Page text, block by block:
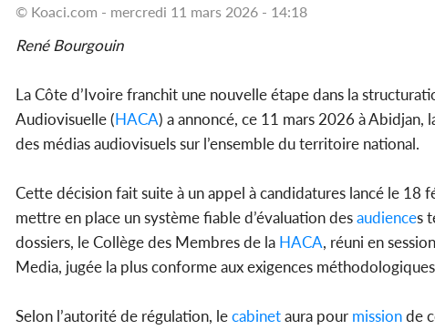
© Koaci.com - mercredi 11 mars 2026 - 14:18
René Bourgouin
La Côte d’Ivoire franchit une nouvelle étape dans la
Audiovisuelle (HACA) a annoncé, ce 11 mars 2026 à Abidjan,
des médias audiovisuels sur l’ensemble du territoire national.
Cette décision fait suite à un appel à candidatures lancé le
mettre en place un système fiable d’évaluation desaudiences
dossiers, le Collège des Membres de la HACA, réuni en
Media, jugée la plus conforme aux exigences
Selon l’autorité de régulation, lecabinetaura pour missionde